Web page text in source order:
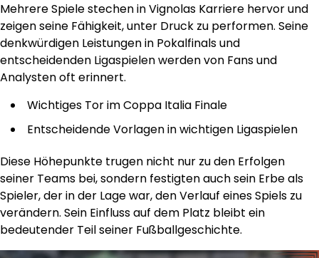
Mehrere Spiele stechen in Vignolas Karriere hervor und
zeigen seine Fähigkeit, unter Druck zu performen. Seine
denkwürdigen Leistungen in Pokalfinals und
entscheidenden Ligaspielen werden von Fans und
Analysten oft erinnert.
Wichtiges Tor im Coppa Italia Finale
Entscheidende Vorlagen in wichtigen Ligaspielen
Diese Höhepunkte trugen nicht nur zu den Erfolgen
seiner Teams bei, sondern festigten auch sein Erbe als
Spieler, der in der Lage war, den Verlauf eines Spiels zu
verändern. Sein Einfluss auf dem Platz bleibt ein
bedeutender Teil seiner Fußballgeschichte.